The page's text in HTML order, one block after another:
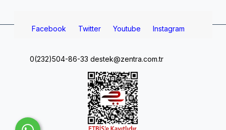
Facebook Twitter Youtube Instagram
0(232)504-86-33 destek@zentra.com.tr